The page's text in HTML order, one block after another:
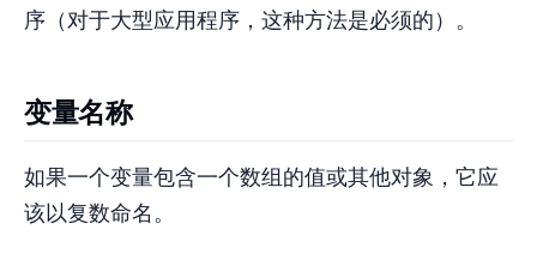
序（对于大型应用程序，这种方法是必须的）。
变量名称
如果一个变量包含一个数组的值或其他对象，它应
该以复数命名。